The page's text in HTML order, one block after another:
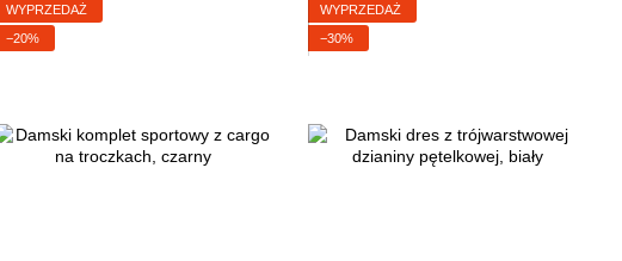
WYPRZEDAŻ
−20%
WYPRZEDAŻ
−30%